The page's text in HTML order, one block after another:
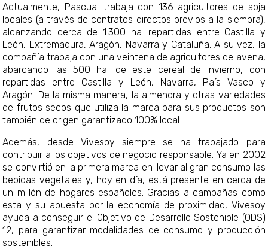
Actualmente, Pascual trabaja con 136 agricultores de soja
locales (a través de contratos directos previos a la siembra),
alcanzando cerca de 1.300 ha. repartidas entre Castilla y
León, Extremadura, Aragón, Navarra y Cataluña. A su vez, la
compañía trabaja con una veintena de agricultores de avena,
abarcando las 500 ha. de este cereal de invierno, con
repartidas entre Castilla y León, Navarra, País Vasco y
Aragón. De la misma manera, la almendra y otras variedades
de frutos secos que utiliza la marca para sus productos son
también de origen garantizado 100% local.
Además, desde Vivesoy siempre se ha trabajado para
contribuir a los objetivos de negocio responsable. Ya en 2002
se convirtió en la primera marca en llevar al gran consumo las
bebidas vegetales y, hoy en día, está presente en cerca de
un millón de hogares españoles. Gracias a campañas como
esta y su apuesta por la economía de proximidad, Vivesoy
ayuda a conseguir el Objetivo de Desarrollo Sostenible (ODS)
12, para garantizar modalidades de consumo y producción
sostenibles.